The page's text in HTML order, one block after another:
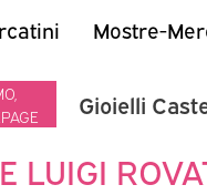
Mostre-
Gioielli
LUIGI